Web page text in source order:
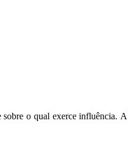
sobre o qual exerce influência. A